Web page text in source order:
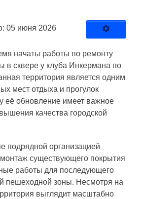
05 июня 2026
начаты работы по ремонту
в сквере у клуба Инкермана по
территория является одним
мест отдыха и прогулок
её обновление имеет важное
качества городской
подрядной организацией
существующего покрытия
работы для последующего
пешеходной зоны. Несмотря на
выглядит масштабно